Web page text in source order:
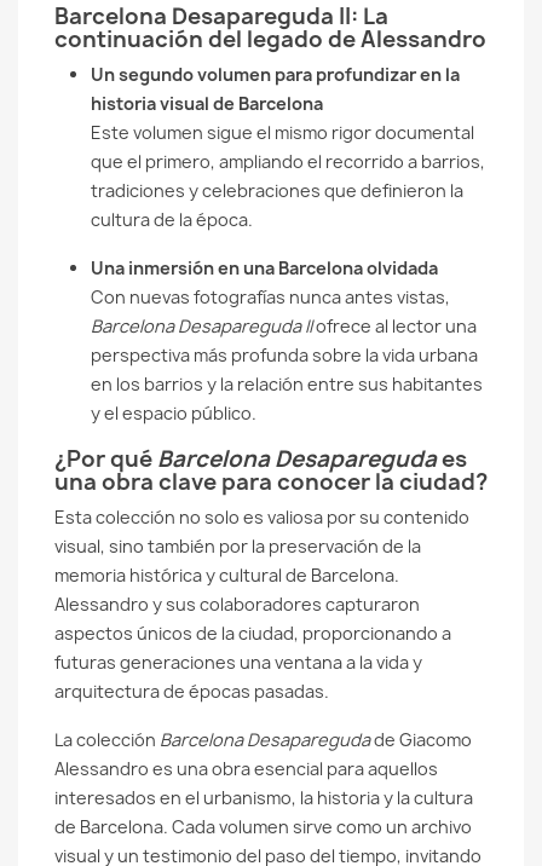
Barcelona Desapareguda II: La
continuación del legado de Alessandro
Un segundo volumen para profundizar en la
historia visual de Barcelona
Este volumen sigue el mismo rigor documental
que el primero, ampliando el recorrido a barrios,
tradiciones y celebraciones que definieron la
cultura de la época.
Una inmersión en una Barcelona olvidada
Con nuevas fotografías nunca antes vistas,
Barcelona Desapareguda IIofrece al lector una
perspectiva más profunda sobre la vida urbana
en los barrios y la relación entre sus habitantes
y el espacio público.
¿Por qué Barcelona Desaparegudaes
una obra clave para conocer la ciudad?
Esta colección no solo es valiosa por su contenido
visual, sino también por la preservación de la
memoria histórica y cultural de Barcelona.
Alessandro y sus colaboradores capturaron
aspectos únicos de la ciudad, proporcionando a
futuras generaciones una ventana a la vida y
arquitectura de épocas pasadas.
La colección Barcelona Desaparegudade Giacomo
Alessandro es una obra esencial para aquellos
interesados en el urbanismo, la historia y la cultura
de Barcelona. Cada volumen sirve como un archivo
visual y un testimonio del paso del tiempo, invitando